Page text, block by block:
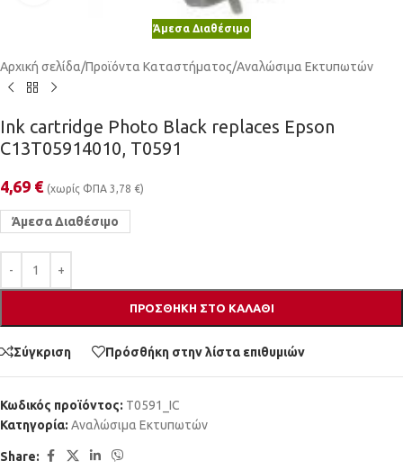
Άμεσα Διαθέσιμο
Αρχική σελίδα/Προϊόντα Καταστήματος/Αναλώσιμα Εκτυπωτών
Ink cartridge Photo Black replaces Epson
C13T05914010, T0591
4,69 € (χωρίς ΦΠΑ 3,78 €)
Άμεσα Διαθέσιμο
ΠΡΟΣΘΉΚΗ ΣΤΟ ΚΑΛΆΘΙ
Σύγκριση Πρόσθήκη στην λίστα επιθυμιών
Κωδικός προϊόντος: T0591_IC
Κατηγορία: Αναλώσιμα Εκτυπωτών
Share: